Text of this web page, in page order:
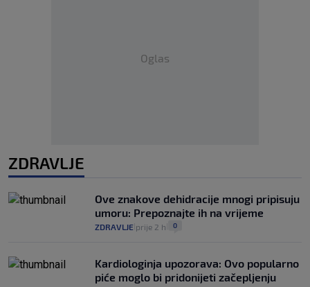
Oglas
ZDRAVLJE
Ove znakove dehidracije mnogi pripisuju
umoru: Prepoznajte ih na vrijeme
ZDRAVLJE prije 2 h 0
Kardiologinja upozorava: Ovo popularno
piće moglo bi pridonijeti začepljenju